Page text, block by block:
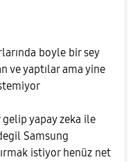
boyle bir sey
ve yaptılar ama yine
yapay zeka ile
Samsung
istiyor henüz net